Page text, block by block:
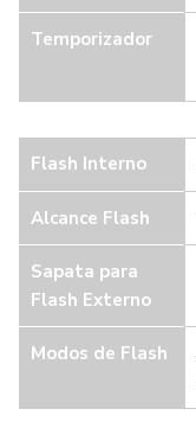
Temporizador
Flash Interno
Alcance Flash
Sapata para
Flash Externo
Modos de Flash